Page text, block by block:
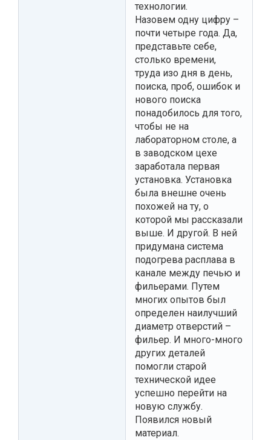
технологии.
Назовем одну цифру –
почти четыре года. Да,
представьте себе,
столько времени,
труда изо дня в день,
поиска, проб, ошибок и
нового поиска
понадобилось для того,
чтобы не на
лабораторном столе, а
в заводском цехе
заработала первая
установка. Установка
была внешне очень
похожей на ту, о
которой мы рассказали
выше. И другой. В ней
придумана система
подогрева расплава в
канале между печью и
фильерами. Путем
многих опытов был
определен наилучший
диаметр отверстий –
фильер. И много-много
других деталей
помогли старой
технической идее
успешно перейти на
новую службу.
Появился новый
материал.